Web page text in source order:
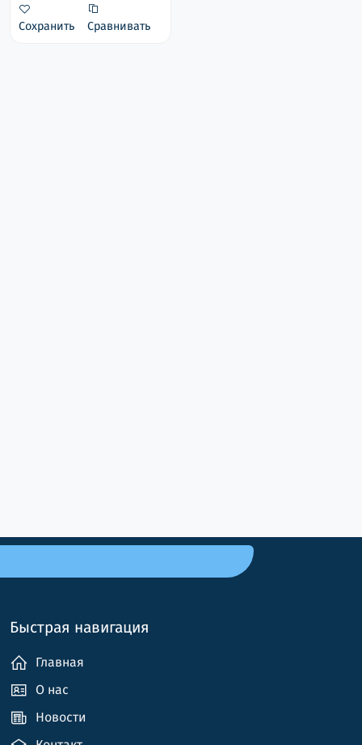
Сохранить Сравнивать
Быстрая навигация
Главная
О нас
Новости